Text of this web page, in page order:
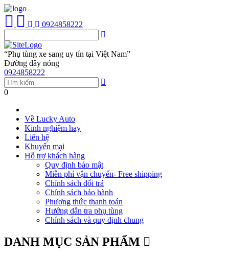
0924858222
“Phụ tùng xe sang uy tín tại Việt Nam”
Đường dây nóng
0924858222
0
Về Lucky Auto
Kinh nghiệm hay
Liên hệ
Khuyến mại
Hỗ trợ khách hàng
Quy định bảo mật
Miễn phí vận chuyển- Free shipping
Chính sách đổi trả
Chính sách bảo hành
Phương thức thanh toán
Hướng dẫn tra phụ tùng
Chính sách và quy định chung
DANH MỤC SẢN PHẨM